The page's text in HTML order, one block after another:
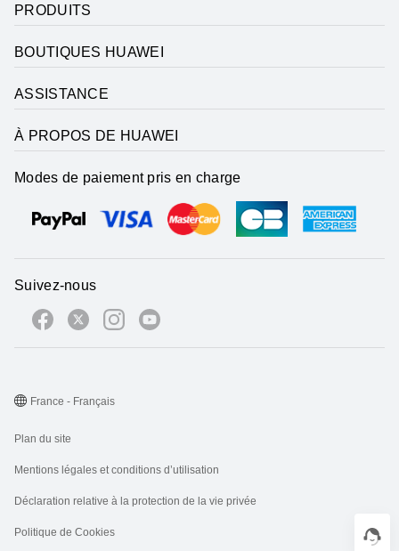
PRODUITS
BOUTIQUES HUAWEI
ASSISTANCE
À PROPOS DE HUAWEI
Modes de paiement pris en charge
Suivez-nous
Plan du site
Mentions légales et conditions d’utilisation
Déclaration relative à la protection de la vie privée
Politique de Cookies
France - Français